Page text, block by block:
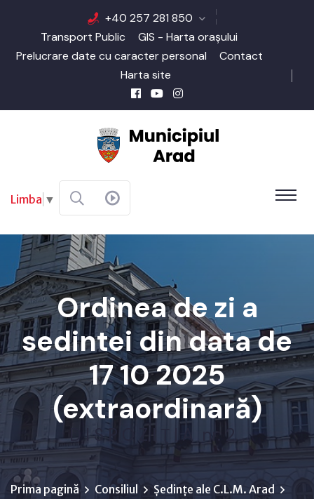
+40 257 281 850
Transport Public
GIS - Harta orașului
Prelucrare date cu caracter personal
Contact
Harta site
Limba ▼
Ordinea de zi a
sedintei din data de
17 10 2025
(extraordinară)
D I S P O Z I Ţ I A nr. 2...
Prima pagină Consiliul
Ședințe ale C.L.M. Arad